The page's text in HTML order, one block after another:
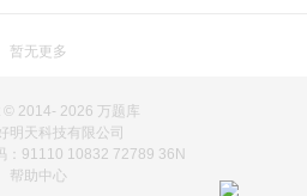
暂无更多
© 2014- 2026 万题库
明天科技有限公司
：91110 10832 72789 36N
帮助中心